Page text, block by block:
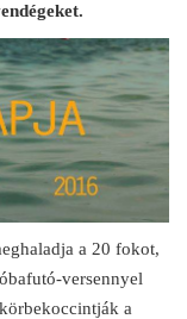
a 20 fokot,
versennyel
a